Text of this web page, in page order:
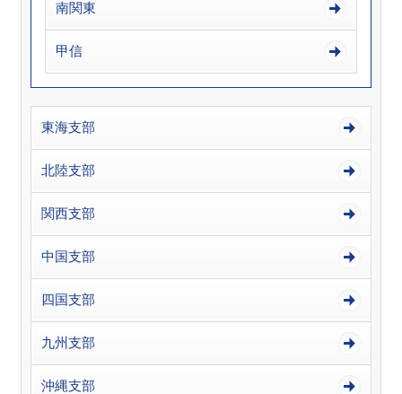
南関東
甲信
東海支部
北陸支部
関西支部
中国支部
四国支部
九州支部
沖縄支部